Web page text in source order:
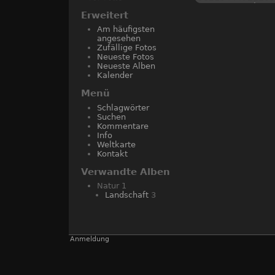
Erweitert
Am häufigsten
angesehen
Zufällige Fotos
Neueste Fotos
Neueste Alben
Kalender
Menü
Schlagwörter
Suchen
Kommentare
Info
Weltkarte
Kontakt
Verwandte Alben
Natur 1
Landschaft 3
web
Anmeldung